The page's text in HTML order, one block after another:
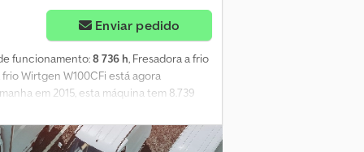
Enviar pedido
funcionamento:8 736 h, Fresadora a frio
Wirtgen W100CFi está agora
em 2015, esta máquina tem 8.739
precisas de fresagem de asfalto e betão,
e operação confiável, tornando-
T Eopfx Ab Uoa • Modelo: